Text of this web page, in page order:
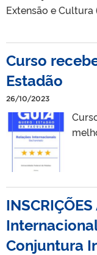
Extensão e Cultura
Curso
Estadão
26/10/2023
Conjuntura